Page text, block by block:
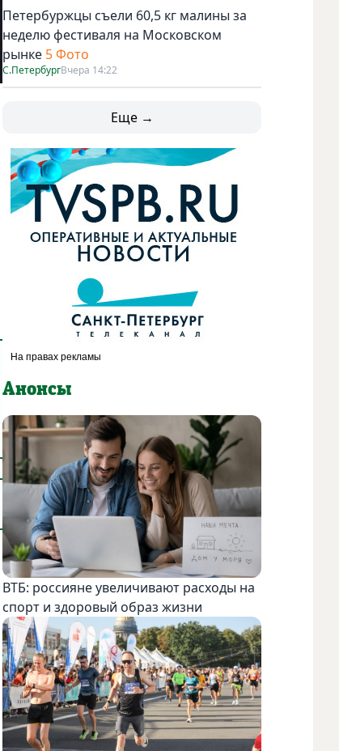
Петербуржцы съели 60,5 кг малины за
неделю фестиваля на Московском
рынке 5 Фото
С.ПетербургВчера 14:22
Еще →
Анонсы
ВТБ: россияне увеличивают расходы на
спорт и здоровый образ жизни